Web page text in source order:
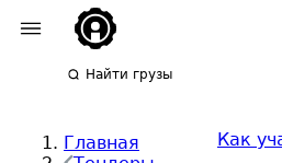
Найти грузы
Главная
Как